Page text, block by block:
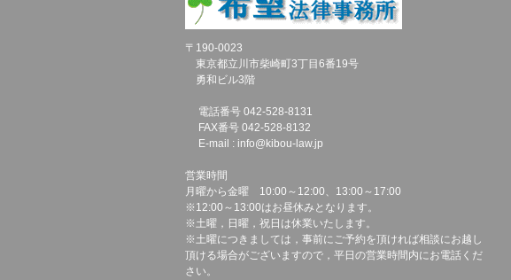
〒190-0023
東京都立川市柴崎町3丁目6番19号
勇和ビル3階
電話番号 042-528-8131
FAX番号 042-528-8132
E-mail : info@kibou-law.jp
営業時間
月曜から金曜 10:00～12:00、13:00～17:00
※12:00～13:00はお昼休みとなります。
※土曜，日曜，祝日は休業いたします。
※土曜につきましては，事前にご予約を頂ければ相談にお越し
頂ける場合がございますので，平日の営業時間内にお電話くだ
さい。